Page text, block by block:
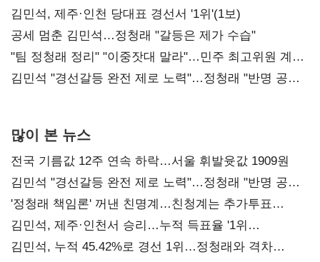
0.86%p(2보)
김민석, 제주·인천 당대표 경선서 '1위'(1보)
공세 멈춘 김민석…정청래 "갈등은 제가 수습"
"팀 정청래 정리" "이중잣대 말라"…민주 최고위원 계파
다툼 격화
김민석 "경선갈등 완전 제로 노력"…정청래 "반명 공세
많이 본 뉴스
전국 기름값 12주 연속 하락…서울 휘발윳값 1909원
김민석 "경선갈등 완전 제로 노력"…정청래 "반명 공세
사과부터"
'정청래 책임론' 꺼낸 친명계…친청계는 추가투표
때리기
김민석, 제주·인천서 승리…누적 득표율 '1위
탈환'(종합)
김민석, 누적 45.42%로 경선 1위…정청래와 격차